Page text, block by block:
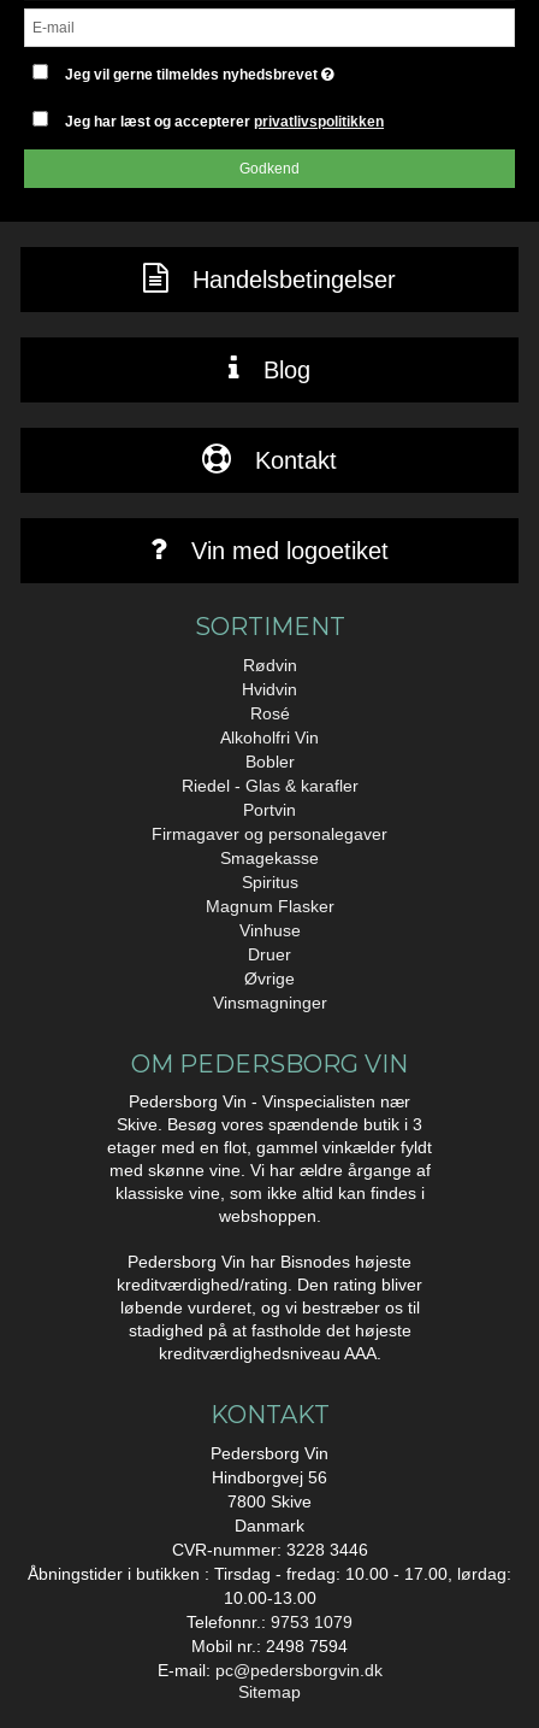
Jeg vil gerne tilmeldes nyhedsbrevet
Jeg har læst og acceptererprivatlivspolitikken
Godkend
Handelsbetingelser
Blog
Kontakt
Vin med logoetiket
SORTIMENT
Rødvin
Hvidvin
Rosé
Alkoholfri Vin
Bobler
Riedel - Glas & karafler
Portvin
Firmagaver og personalegaver
Smagekasse
Spiritus
Magnum Flasker
Vinhuse
Druer
Øvrige
Vinsmagninger
OM PEDERSBORG VIN
Pedersborg Vin - Vinspecialisten nær
Skive. Besøg vores spændende butik i 3
etager med en flot, gammel vinkælder fyldt
med skønne vine. Vi har ældre årgange af
klassiske vine, som ikke altid kan findes i
webshoppen.
Pedersborg Vin har Bisnodes højeste
kreditværdighed/rating. Den rating bliver
løbende vurderet, og vi bestræber os til
stadighed på at fastholde det højeste
kreditværdighedsniveau AAA.
KONTAKT
Pedersborg Vin
Hindborgvej 56
7800 Skive
Danmark
CVR-nummer: 3228 3446
Åbningstider i butikken : Tirsdag - fredag: 10.00 - 17.00, lørdag:
10.00-13.00
Telefonnr.: 9753 1079
Mobil nr.: 2498 7594
E-mail: pc@pedersborgvin.dk
Sitemap